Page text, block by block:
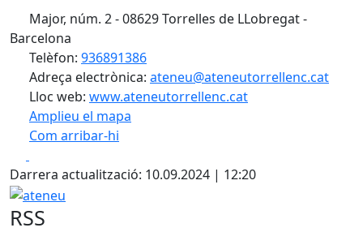
Major, núm. 2 - 08629 Torrelles de LLobregat -
Barcelona
Telèfon: 936891386
Adreça electrònica: ateneu@ateneutorrellenc.cat
Lloc web: www.ateneutorrellenc.cat
Amplieu el mapa
Com arribar-hi
+
−
Darrera actualització: 10.09.2024 | 12:20
ateneu
RSS